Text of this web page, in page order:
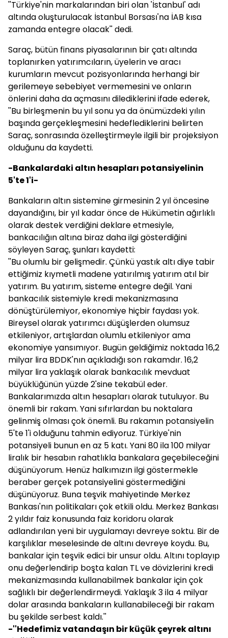
''Türkiye'nin markalarından biri olan 'İstanbul' adı
altında oluşturulacak İstanbul Borsası'na İAB kısa
zamanda entegre olacak'' dedi.
Saraç, bütün finans piyasalarının bir çatı altında
toplanırken yatırımcıların, üyelerin ve aracı
kurumların mevcut pozisyonlarında herhangi bir
gerilemeye sebebiyet vermemesini ve onların
önlerini daha da açmasını dilediklerini ifade ederek,
''Bu birleşmenin bu yıl sonu ya da önümüzdeki yılın
başında gerçekleşmesini hedeflediklerini belirten
Saraç, sonrasında özelleştirmeyle ilgili bir projeksiyon
olduğunu da kaydetti.
-Bankalardaki altın hesapları potansiyelinin
5'te 1'i-
Bankaların altın sistemine girmesinin 2 yıl öncesine
dayandığını, bir yıl kadar önce de Hükümetin ağırlıklı
olarak destek verdiğini deklare etmesiyle,
bankacılığın altına biraz daha ilgi gösterdiğini
söyleyen Saraç, şunları kaydetti:
''Bu olumlu bir gelişmedir. Çünkü yastık altı diye tabir
ettiğimiz kıymetli madene yatırılmış yatırım atıl bir
yatırım. Bu yatırım, sisteme entegre değil. Yani
bankacılık sistemiyle kredi mekanizmasına
dönüştürülemiyor, ekonomiye hiçbir faydası yok.
Bireysel olarak yatırımcı düşüşlerden olumsuz
etkileniyor, artışlardan olumlu etkileniyor ama
ekonomiye yansımıyor. Bugün geldiğimiz noktada 16,2
milyar lira BDDK'nın açıkladığı son rakamdır. 16,2
milyar lira yaklaşık olarak bankacılık mevduat
büyüklüğünün yüzde 2'sine tekabül eder.
Bankalarımızda altın hesapları olarak tutuluyor. Bu
önemli bir rakam. Yani sıfırlardan bu noktalara
gelinmiş olması çok önemli. Bu rakamın potansiyelin
5'te 1'i olduğunu tahmin ediyoruz. Türkiye'nin
potansiyeli bunun en az 5 katı. Yani 80 ila 100 milyar
liralık bir hesabın rahatlıkla bankalara geçebileceğini
düşünüyorum. Henüz halkımızın ilgi göstermekle
beraber gerçek potansiyelini göstermediğini
düşünüyoruz. Buna teşvik mahiyetinde Merkez
Bankası'nın politikaları çok etkili oldu. Merkez Bankası
2 yıldır faiz konusunda faiz koridoru olarak
adlandırılan yeni bir uygulamayı devreye soktu. Bir de
karşılıklar meselesinde de altını devreye koydu. Bu,
bankalar için teşvik edici bir unsur oldu. Altını toplayıp
onu değerlendirip boşta kalan TL ve dövizlerini kredi
mekanizmasında kullanabilmek bankalar için çok
sağlıklı bir değerlendirmeydi. Yaklaşık 3 ila 4 milyar
dolar arasında bankaların kullanabileceği bir rakam
bu şekilde serbest kaldı.''
-''Hedefimiz vatandaşın bir küçük çeyrek altını